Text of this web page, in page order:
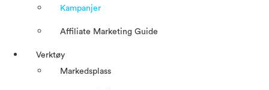
Kampanjer
Affiliate Marketing Guide
Verktøy
Markedsplass